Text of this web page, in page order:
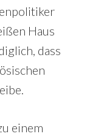
Haus
dass
einem